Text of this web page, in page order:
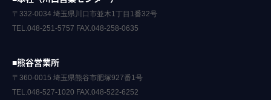
〒332-0034 埼玉県川口市並木1丁目1番32号
TEL.048-251-5757 FAX.048-258-0635
■熊谷営業所
〒360-0015 埼玉県熊谷市肥塚927番1号
TEL.048-527-1020 FAX.048-522-6252